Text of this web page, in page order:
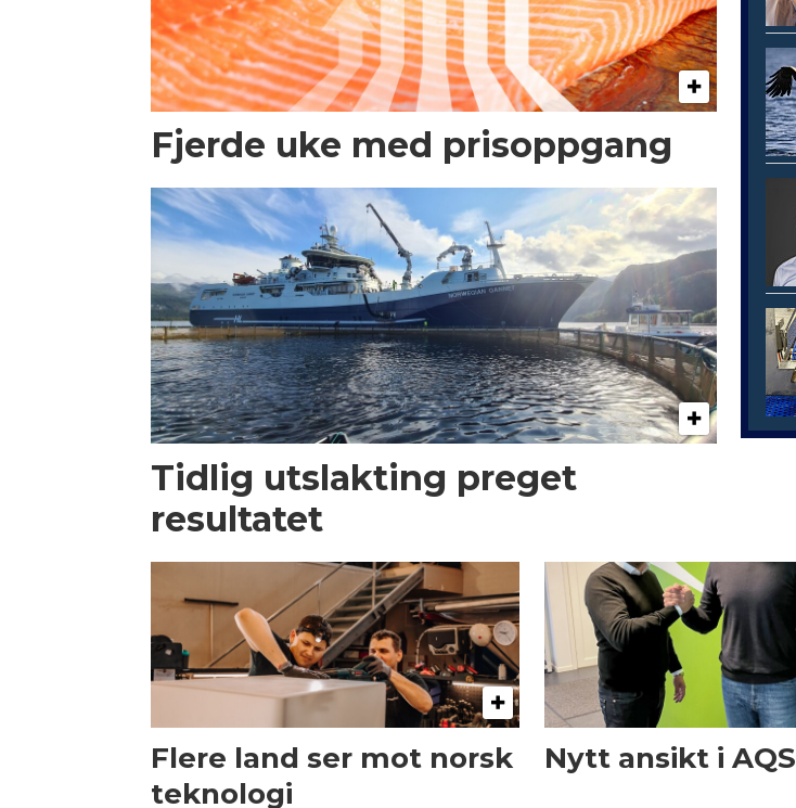
Fjerde uke med prisoppgang
Tidlig utslakting preget
resultatet
Flere land ser mot norsk
teknologi
Nytt ansikt i AQS